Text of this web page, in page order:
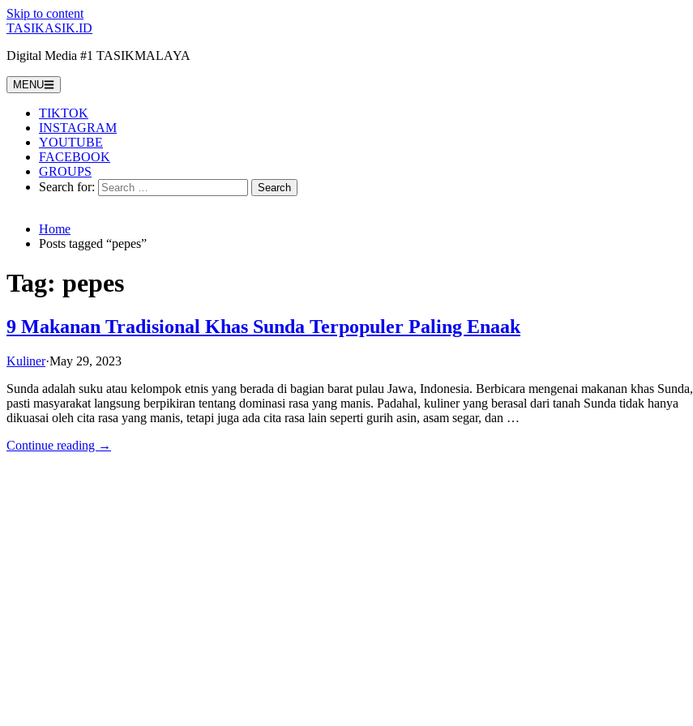
Skip to content
TASIKASIK.ID
Digital Media #1 TASIKMALAYA
MENU
TIKTOK
INSTAGRAM
YOUTUBE
FACEBOOK
GROUPS
Search for:
Home
Posts tagged “pepes”
Tag: pepes
9 Makanan Tradisional Khas Sunda Terpopuler Paling Enaak
Kuliner·May 29, 2023
Sunda adalah suku atau kelompok etnis yang berada di bagian barat pulau Jawa, Indonesia. Berbicara mengenai makanan khas Sunda,
pasti masyarakat langsung berpikiran tentang dominasi rasa yang manis. Padahal, kuliner yang berasal dari tanah Sunda tidak hanya
dikuasai oleh cita rasa yang manis, tetapi juga ada cita rasa lain seperti gurih asin, asam segar, dan …
Continue reading →